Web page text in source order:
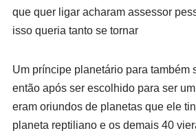
que quer ligar acharam assessor
isso queria tanto se tornar
Um príncipe planetário para também
então após ser escolhido para ser
eram oriundos de planetas que ele
planeta reptiliano e os demais 40